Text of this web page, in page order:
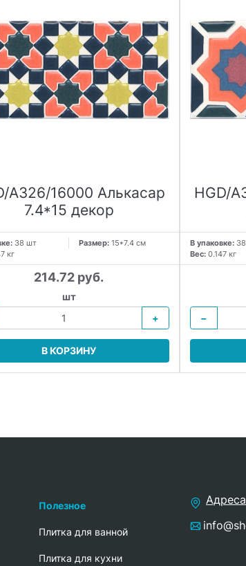
A326/16000 Алькасар
7.4*15 декор
38 шт Размер: 15*7.4 см
кг
214.72 руб.
шт
+
В КОРЗИНУ
HGD/
В упаковке:
Вес: 0.147 кг
−
Полезное
Плитка для ванной
Плитка для кухни